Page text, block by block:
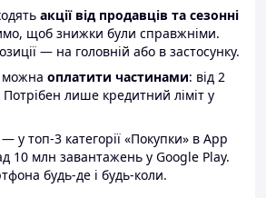
акції від продавців та сезонні
щоб знижки були справжніми.
— на головній або в застосунку.
можна оплатити частинами: від 2
лише кредитний ліміт у
— у топ-3 категорії «Покупки» в App
10 млн завантажень у Google Play.
будь-де і будь-коли.